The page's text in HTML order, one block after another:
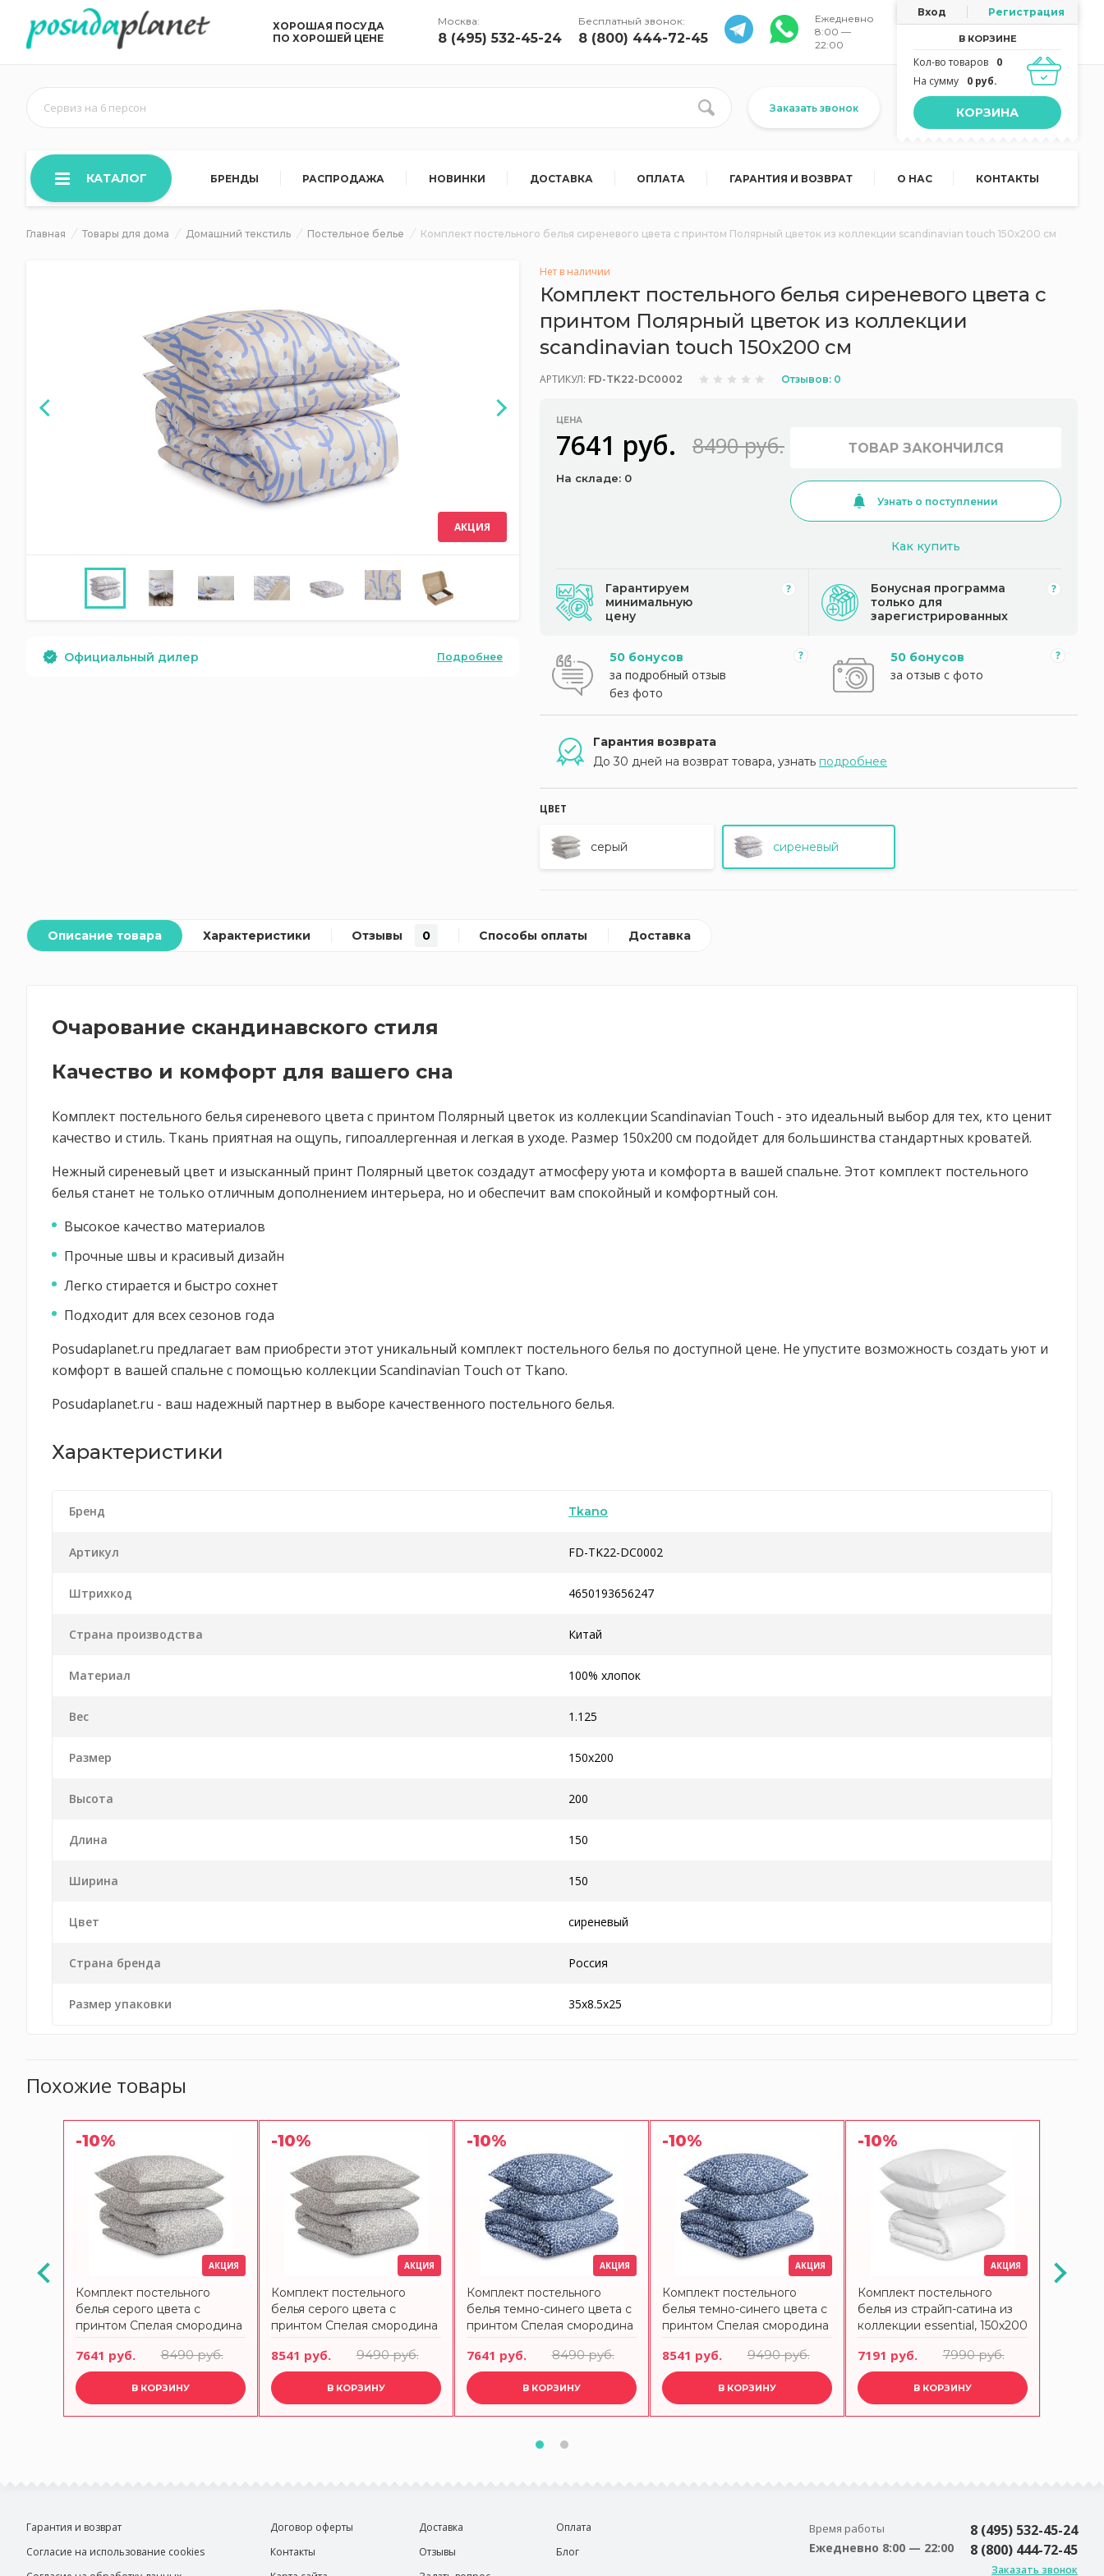
ХОРОШАЯ ПОСУДА
ПО ХОРОШЕЙ ЦЕНЕ
Москва:
8 (495) 532-45-24
Бесплатный звонок:
8 (800) 444-72-45
Ежедневно
8:00 —
22:00
Вход Регистрация
В КОРЗИНЕ
Кол-во товаров
0
На сумму
0 руб.
КОРЗИНА
Сервиз на 6 персон Заказать звонок
КАТАЛОГ БРЕНДЫ РАСПРОДАЖА НОВИНКИ ДОСТАВКА ОПЛАТА ГАРАНТИЯ И ВОЗВРАТ О НАС КОНТАКТЫ
Главная Товары для дома Домашний текстиль Постельное белье Комплект постельного белья сиреневого цвета с принтом Полярный цветок из коллекции scandinavian touch 150х200 см
АКЦИЯ
Официальный дилер Подробнее
Нет в наличии
Комплект постельного белья сиреневого цвета с
принтом Полярный цветок из коллекции
scandinavian touch 150х200 см
АРТИКУЛ: FD-TK22-DC0002 Отзывов: 0
ЦЕНА
7641 руб. 8490 руб.
На складе: 0
ТОВАР ЗАКОНЧИЛСЯ
Узнать о поступлении
Как купить
Гарантируем
минимальную
цену
Бонусная программа
только для
зарегистрированных
50 бонусов
за подробный отзыв
без фото
50 бонусов
за отзыв с фото
Гарантия возврата
До 30 дней на возврат товара, узнать подробнее
ЦВЕТ
серый сиреневый
Описание товара Характеристики Отзывы 0 Способы оплаты Доставка
Очарование скандинавского стиля
Качество и комфорт для вашего сна
Комплект постельного белья сиреневого цвета с принтом Полярный цветок из коллекции Scandinavian Touch - это идеальный выбор для тех, кто ценит
качество и стиль. Ткань приятная на ощупь, гипоаллергенная и легкая в уходе. Размер 150х200 см подойдет для большинства стандартных кроватей.
Нежный сиреневый цвет и изысканный принт Полярный цветок создадут атмосферу уюта и комфорта в вашей спальне. Этот комплект постельного
белья станет не только отличным дополнением интерьера, но и обеспечит вам спокойный и комфортный сон.
Высокое качество материалов
Прочные швы и красивый дизайн
Легко стирается и быстро сохнет
Подходит для всех сезонов года
Posudaplanet.ru предлагает вам приобрести этот уникальный комплект постельного белья по доступной цене. Не упустите возможность создать уют и
комфорт в вашей спальне с помощью коллекции Scandinavian Touch от Tkano.
Posudaplanet.ru - ваш надежный партнер в выборе качественного постельного белья.
Характеристики
Бренд Tkano
Артикул FD-TK22-DC0002
Штрихкод 4650193656247
Страна производства Китай
Материал 100% хлопок
Вес 1.125
Размер 150x200
Высота 200
Длина 150
Ширина 150
Цвет сиреневый
Страна бренда Россия
Размер упаковки 35x8.5x25
Похожие товары
АКЦИЯ
-10%
АКЦИЯ
Комплект постельного
белья серого цвета с
принтом Спелая смородина
touch 150х200 см
7641 руб. 8490 руб.
В КОРЗИНУ
-10%
АКЦИЯ
Комплект постельного
белья серого цвета с
принтом Спелая смородина
touch 200х220 см
8541 руб. 9490 руб.
В КОРЗИНУ
-10%
АКЦИЯ
Комплект постельного
белья темно-синего цвета с
принтом Спелая смородина
touch, 150х200 см Tkano
7641 руб. 8490 руб.
В КОРЗИНУ
-10%
АКЦИЯ
Комплект постельного
белья темно-синего цвета с
принтом Спелая смородина
touch, 200х220 см Tkano
8541 руб. 9490 руб.
В КОРЗИНУ
-10%
АКЦИЯ
Комплект постельного
белья из страйп-сатина из
коллекции essential, 150х200
7191 руб. 7990 руб.
В КОРЗИНУ
Гарантия и возврат
Согласие на использование cookies
Договор оферты
Контакты
Доставка
Отзывы
Оплата
Блог
Время работы
Ежедневно 8:00 — 22:00
8 (495) 532-45-24
8 (800) 444-72-45
Заказать звонок